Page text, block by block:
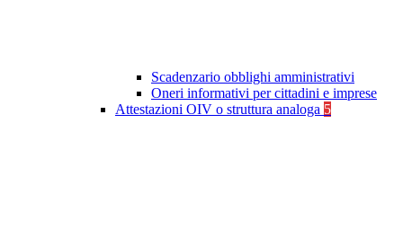
Scadenzario obblighi amministrativi
Oneri informativi per cittadini e imprese
Attestazioni OIV o struttura analoga 5